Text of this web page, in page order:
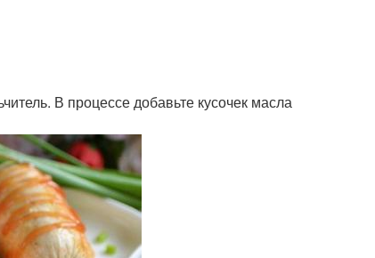
В процессе добавьте кусочек масла